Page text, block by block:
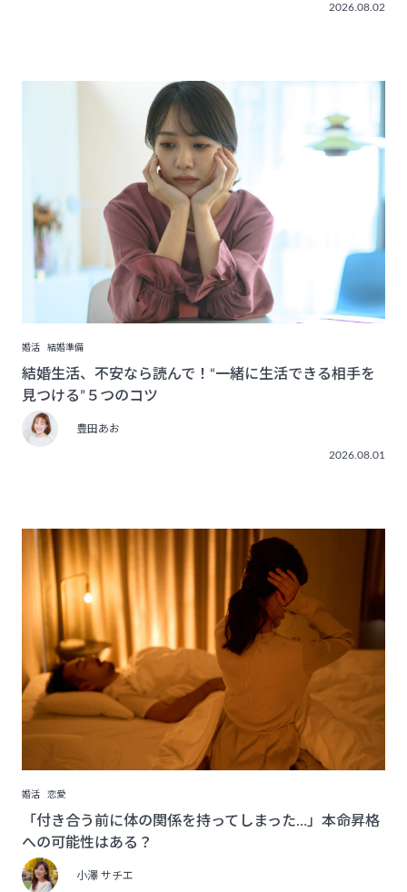
2026.08.02
婚活 結婚準備
結婚生活、不安なら読んで！“一緒に生活できる相手を
見つける”５つのコツ
豊田あお
2026.08.01
婚活 恋愛
「付き合う前に体の関係を持ってしまった…」本命昇格
への可能性はある？
小澤 サチエ